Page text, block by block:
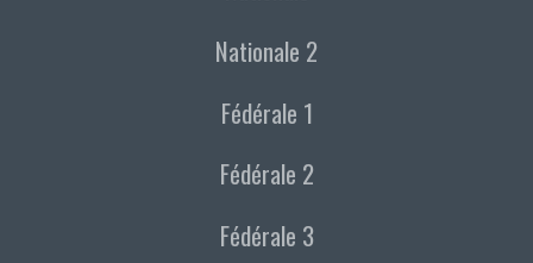
Nationale 2
Fédérale 1
Fédérale 2
Fédérale 3